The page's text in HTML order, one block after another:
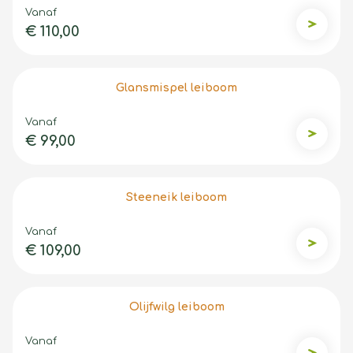
Vanaf
€ 110,00
Glansmispel leiboom
Vanaf
€ 99,00
Steeneik leiboom
Vanaf
€ 109,00
Olijfwilg leiboom
Vanaf